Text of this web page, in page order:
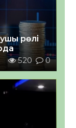
рөлі
520 0